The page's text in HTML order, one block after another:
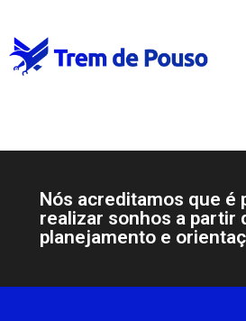
Nós acreditamos que é
realizar sonhos a partir
planejamento e